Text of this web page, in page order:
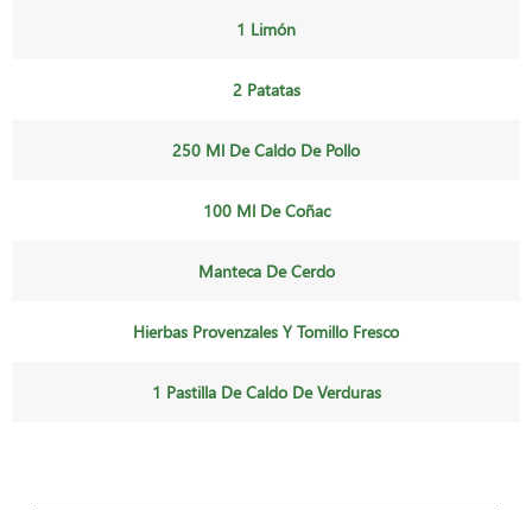
1 Limón
2 Patatas
250 Ml De Caldo De Pollo
100 Ml De Coñac
Manteca De Cerdo
Hierbas Provenzales Y Tomillo Fresco
1 Pastilla De Caldo De Verduras